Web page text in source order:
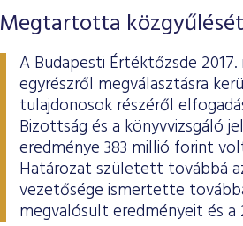
Megtartotta közgyűlését
A Budapesti Értéktőzsde
egyrészről megválasztásra
tulajdonosok részéről
Bizottság és a könyvvizsgáló
eredménye 383 millió forint
Határozat született továbbá
vezetősége ismertette
megvalósult eredményeit és